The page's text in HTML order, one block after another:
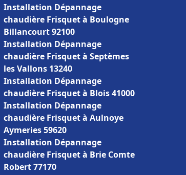
Installation Dépannage
chaudière Frisquet à Boulogne
Billancourt 92100
Installation Dépannage
chaudière Frisquet à Septèmes
les Vallons 13240
Installation Dépannage
chaudière Frisquet à Blois 41000
Installation Dépannage
chaudière Frisquet à Aulnoye
Aymeries 59620
Installation Dépannage
chaudière Frisquet à Brie Comte
Robert 77170